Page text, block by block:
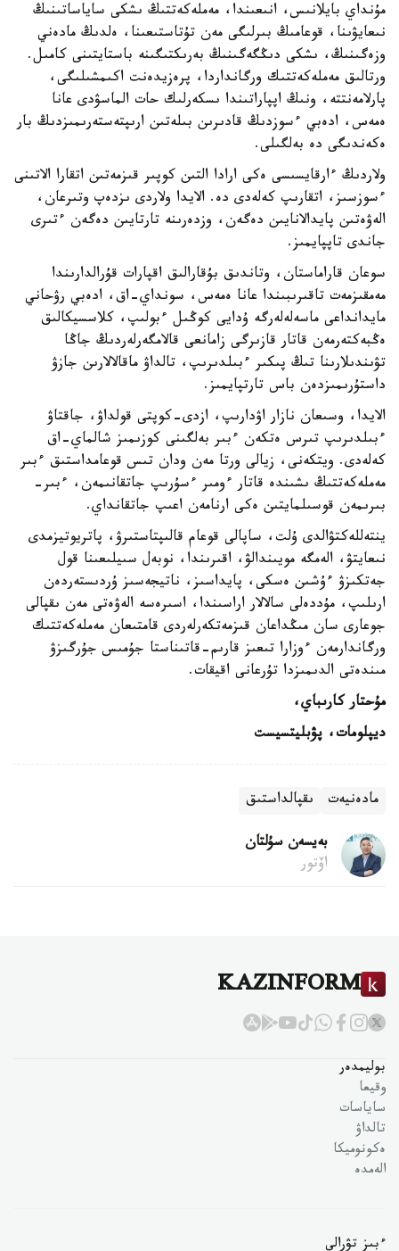
مۇنداي بايلانىس، انىعىندا، مەملەكەتتىڭ ىشكى ساياساتىنىڭ
نىعايۋىنا، قوعامىڭ بىرلىگى مەن تۇتاستىعىنا، ەلدىڭ مادەني
وزەگىنىڭ، ىشكى دىڭگەگىنىڭ بەرىكتىگىنە باستايتىنى كامىل.
ورتالىق مەملەكەتتىك ورگانداردا، پرەزيدەنت اكىمشىلىگى،
پارلامەنتتە، ونىڭ اپپاراتىندا ىسكەرلىك حات الماسۋدى عانا
ەمەس، ادەبي ءسوزدىڭ قادىرىن بىلەتىن ارىپتەستەرىمىزدىڭ بار
ەكەندىگى دە بەلگىلى.
ولاردىڭ ءارقايسىسى ەكى ارادا التىن كوپىر قىزمەتىن اتقارا الاتىنى
ءسوزسىز، اتقارىپ كەلەدى دە. الايدا ولاردى ىزدەپ وتىرعان،
الەۋەتىن پايدالانايىن دەگەن، وزدەرىنە تارتايىن دەگەن ءتىرى
جاندى تاپپايمىز.
سوعان قاراماستان، وتاندىق بۇقارالىق اقپارات قۇرالدارىندا
مەمقىزمەت تاقىرىبىندا عانا ەمەس، سونداي-اق، ادەبي رۋحاني
مايدانداعى ماسەلەلەرگە ۇدايى كوڭىل ءبولىپ، كلاسسيكالىق
ەڭبەكتەرمەن قاتار قازىرگى زامانعى قالامگەرلەردىڭ جاڭا
تۋىندىلارىنا تىڭ پىكىر ءبىلدىرىپ، تالداۋ ماقالالارىن جازۋ
داستۇرىمىزدەن باس تارتپايمىز.
الايدا، وسىعان نازار اۋدارىپ، ازدى-كوپتى قولداۋ، جاقتاۋ
ءبىلدىرىپ تىرس ەتكەن ءبىر بەلگىنى كوزىمىز شالماي-اق
كەلەدى. ويتكەنى، زيالى ورتا مەن ودان تىس قوعامداستىق ءبىر
مەملەكەتتىڭ ىشىندە قاتار ءومىر ءسۇرىپ جاتقانىمەن، ءبىر-
بىرىمەن قوسىلمايتىن ەكى ارنامەن اعىپ جاتقانداي.
ينتەللەكتۋالدى ۇلت، ساپالى قوعام قالىپتاستىرۋ، پاتريوتيزمدى
نىعايتۋ، الەمگە مويىندالۋ، اقىرىندا، نوبەل سىيلىعىنا قول
جەتكىزۋ ءۇشىن ەسكى، پايداسىز، ناتيجەسىز ۇردىستەردەن
ارىلىپ، مۇددەلى سالالار اراسىندا، اسىرەسە الەۋەتى مەن ىقپالى
جوعارى سان مىڭداعان قىزمەتكەرلەردى قامتىعان مەملەكەتتىك
ورگاندارمەن ءوزارا تىعىز قارىم-قاتىناستا جۇمىس جۇرگىزۋ
مىندەتى الدىمىزدا تۇرعانى اقيقات.
مۇحتار كارىباي،
ديپلومات، پۋبليتسيست
مادەنيەت ىقپالداستىق
بەيسەن سۇلتان
اۆتور
KAZINFORM
بوليمدەر
وقيعا
ساياسات
تالداۋ
ەكونوميكا
الەمدە
ءبىز تۋرالى